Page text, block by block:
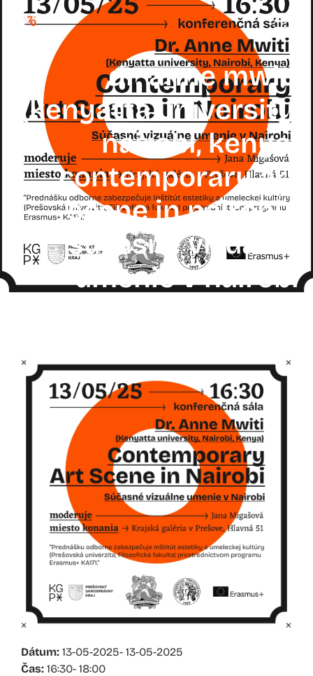
dr. anne mwiti
(kenyatta university,
nairobi, kenya)
contemporary art
scene in nairobi /
súčasné vizuálne
umenie v nairobi
Dátum: 13-05-2025- 13-05-2025
Čas: 16:30- 18:00